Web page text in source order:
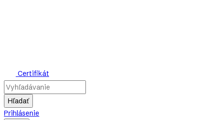
Mensa
Slovensko
Certifikát
Hľadať
Prihlásenie